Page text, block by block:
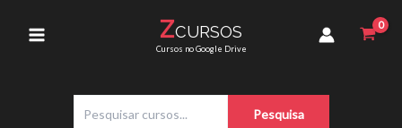
Menu
ZCURSOS
Cursos no Google Drive
Pesquisa
Arilson